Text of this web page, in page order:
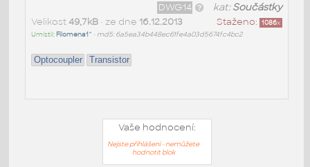
kat:Součástky
DWG14
Staženo: 1086x
Velikost 49,7kB• ze dne 16.12.2013
Umístil: Filomena1^ • md5: 6a5ea34b448ec61fe4a03d5674fc4bc2
Optocoupler Transistor
Vaše hodnocení:
Nejste přihlášeni - nemůžete
hodnotit blok